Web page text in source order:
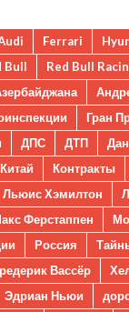
Ferrari
Bull Red Bull
Гран
ДПС ДТП
Китай Контракты
Льюис Хэмилтон
Ферстаппен
Россия
Вассёр
Эдриан Ньюи